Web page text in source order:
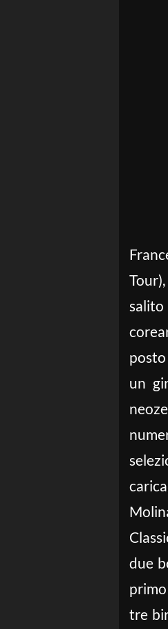
salito
posto
un
due
tre